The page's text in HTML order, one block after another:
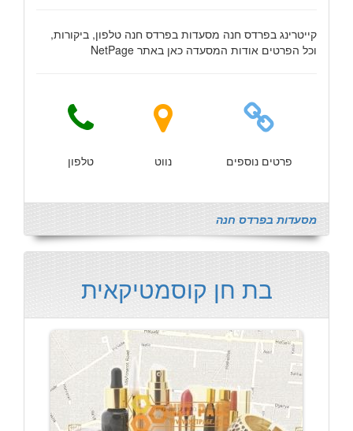
קייטרינג בפרדס חנה מסעדות בפרדס חנה טלפון, ביקורות,
וכל הפרטים אודות המסעדה כאן באתר NetPage
פרטים נוספים נווט טלפון
מסעדות בפרדס חנה
בת חן קוסמטיקאית